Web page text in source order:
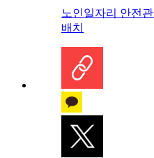
노인일자리 안전
배치